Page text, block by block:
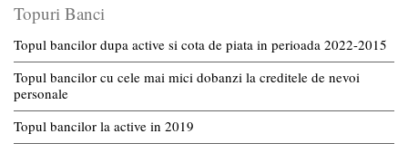
Topuri Banci
Topul bancilor dupa active si cota de piata in perioada 2022-2015
Topul bancilor cu cele mai mici dobanzi la creditele de nevoi
personale
Topul bancilor la active in 2019